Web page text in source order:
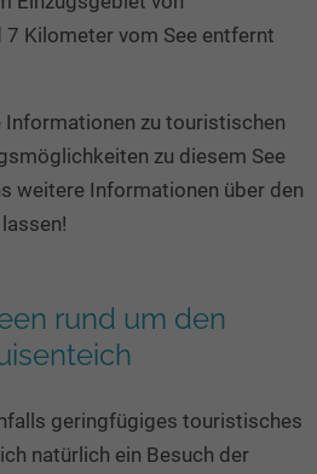
7 Kilometer vom See entfernt
Informationen zu touristischen
zu diesem See
weitere Informationen über den
rund um den
geringfügiges touristisches
natürlich ein Besuch der